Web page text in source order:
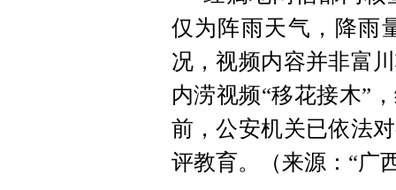
仅为阵雨天气，降雨
况，视频内容并非富
内涝视频“移花接木”
前，公安机关已依法
评教育。（来源：“广